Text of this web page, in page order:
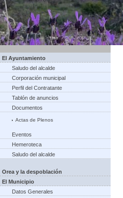
El Ayuntamiento
Saludo del alcalde
Corporación municipal
Perfil del Contratante
Tablón de anuncios
Documentos
Actas de Plenos
Eventos
Hemeroteca
Saludo del alcalde
Orea y la despoblación
El Municipio
Datos Generales